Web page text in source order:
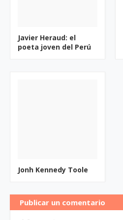
Javier Heraud: el
poeta joven del Perú
Jonh Kennedy Toole
Publicar un comentario